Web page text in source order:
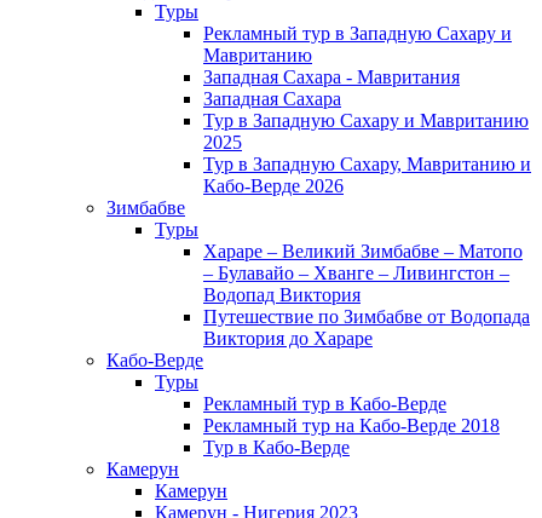
Туры
Рекламный тур в Западную Сахару и
Мавританию
Западная Сахара - Мавритания
Западная Сахара
Тур в Западную Сахару и Мавританию
2025
Тур в Западную Сахару, Мавританию и
Кабо-Верде 2026
Зимбабве
Туры
Хараре – Великий Зимбабве – Матопо
– Булавайо – Хванге – Ливингстон –
Водопад Виктория
Путешествие по Зимбабве от Водопада
Виктория до Хараре
Кабо-Верде
Туры
Рекламный тур в Кабо-Верде
Рекламный тур на Кабо-Верде 2018
Тур в Кабо-Верде
Камерун
Камерун
Камерун - Нигерия 2023